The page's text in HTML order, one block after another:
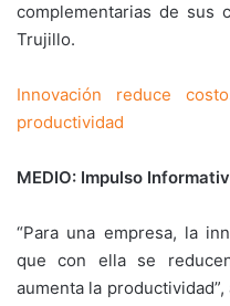
complementarias de sus
Trujillo.
Innovación reduce
productividad
MEDIO: Impulso
“Para una empresa, la
que con ella se
aumenta la